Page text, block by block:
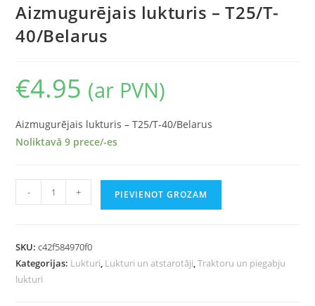
Aizmugurējais lukturis – T25/T-
40/Belarus
€4.95 (ar PVN)
Aizmugurējais lukturis – T25/T-40/Belarus
Noliktavā 9 prece/-es
- + PIEVIENOT GROZAM
SKU:c42f584970f0
Kategorijas: Lukturi, Lukturi un atstarotāji,Traktoru un piegabju
lukturi